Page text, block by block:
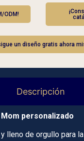
ODM!
un diseño gratis ahora
Descripción
personalizado
lleno de orgullo para